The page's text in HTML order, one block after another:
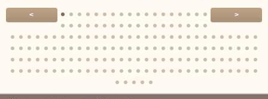
アゲート（瑪瑙/Agate）各種
< >